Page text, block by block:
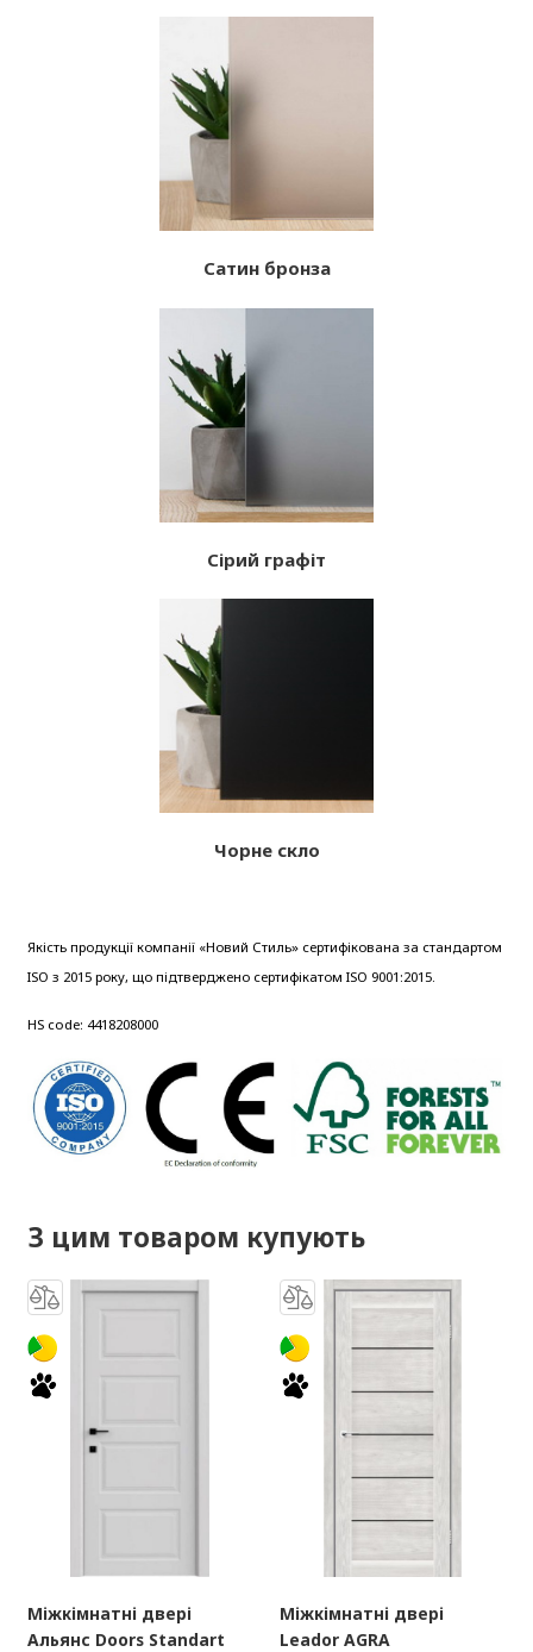
Сатин бронза
Сірий графіт
Чорне скло
Якість продукції компанії «Новий Стиль» сертифікована за стандартом
ISO з 2015 року, що підтверджено сертифікатом ISO 9001:2015.
HS code: 4418208000
З цим товаром купують
Міжкімнатні двері
Альянс Doors Standart
Міжкімнатні двері
Leador AGRA